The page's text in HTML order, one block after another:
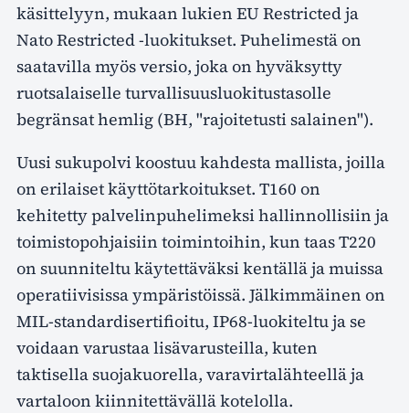
käsittelyyn, mukaan lukien EU Restricted ja
Nato Restricted -luokitukset. Puhelimestä on
saatavilla myös versio, joka on hyväksytty
ruotsalaiselle turvallisuusluokitustasolle
begränsat hemlig (BH, "rajoitetusti salainen").
Uusi sukupolvi koostuu kahdesta mallista, joilla
on erilaiset käyttötarkoitukset. T160 on
kehitetty palvelinpuhelimeksi hallinnollisiin ja
toimistopohjaisiin toimintoihin, kun taas T220
on suunniteltu käytettäväksi kentällä ja muissa
operatiivisissa ympäristöissä. Jälkimmäinen on
MIL-standardisertifioitu, IP68-luokiteltu ja se
voidaan varustaa lisävarusteilla, kuten
taktisella suojakuorella, varavirtalähteellä ja
vartaloon kiinnitettävällä kotelolla.